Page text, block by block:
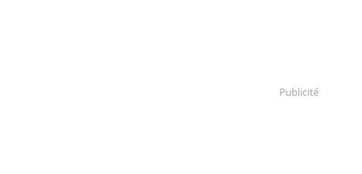
Publicité